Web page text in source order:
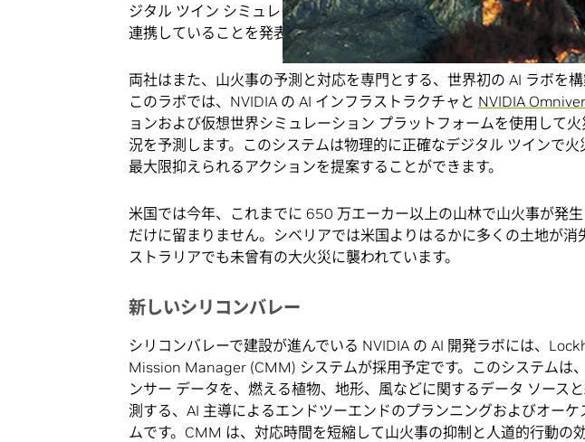
ジタル ツイン シミュレーションを利用して米国農務省森林局およびコ
連携していることを発表しました。
両社はまた、山火事の予測と対応を専門とする、世界初の AI ラボを構
このラボでは、NVIDIA の AI インフラストラクチャと NVIDIA
ョンおよび仮想世界シミュレーション プラットフォームを使用して
況を予測します。このシステムは物理的に正確なデジタル ツインで
最大限抑えられるアクションを提案することができます。
米国では今年、これまでに 650 万エーカー以上の山林で山火事が発
だけに留まりません。シベリアでは米国よりはるかに多くの土地が消
ストラリアでも未曾有の大火災に襲われています。
新しいシリコンバレー
シリコンバレーで建設が進んでいる NVIDIA の AI 開発ラボには、
Mission Manager (CMM) システムが採用予定です。このシステムは
ンサー データを、燃える植物、地形、風などに関するデータ ソース
測する、AI 主導によるエンドツーエンドのプランニングおよびオー
ムです。CMM は、対応時間を短縮して山火事の抑制と人道的行動の